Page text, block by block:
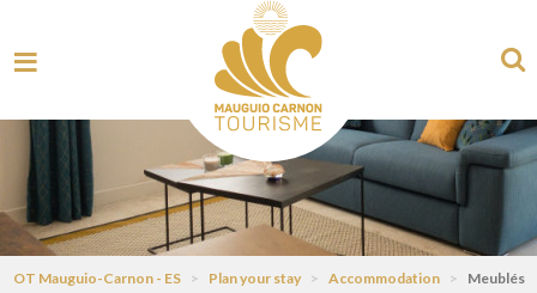
OT Mauguio-Carnon - ES > Plan your stay > Accommodation > Meublés